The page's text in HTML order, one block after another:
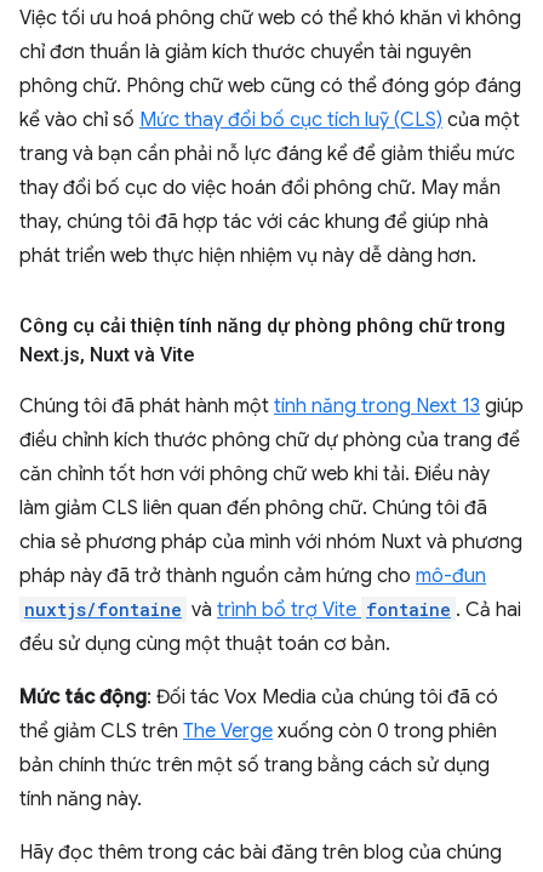
Việc tối ưu hoá phông chữ web có thể khó khăn vì không
chỉ đơn thuần là giảm kích thước chuyển tài nguyên
phông chữ. Phông chữ web cũng có thể đóng góp đáng
kể vào chỉ số Mức thay đổi bố cục tích luỹ (CLS) của một
trang và bạn cần phải nỗ lực đáng kể để giảm thiểu mức
thay đổi bố cục do việc hoán đổi phông chữ. May mắn
thay, chúng tôi đã hợp tác với các khung để giúp nhà
phát triển web thực hiện nhiệm vụ này dễ dàng hơn.
Công cụ cải thiện tính năng dự phòng phông chữ trong
Next.js, Nuxt và Vite
Chúng tôi đã phát hành một tính năng trong Next 13 giúp
điều chỉnh kích thước phông chữ dự phòng của trang để
căn chỉnh tốt hơn với phông chữ web khi tải. Điều này
làm giảm CLS liên quan đến phông chữ. Chúng tôi đã
chia sẻ phương pháp của mình với nhóm Nuxt và phương
pháp này đã trở thành nguồn cảm hứng cho mô-đun
nuxtjs/fontaine và trình bổ trợ Vite fontaine . Cả hai
đều sử dụng cùng một thuật toán cơ bản.
Mức tác động: Đối tác Vox Media của chúng tôi đã có
thể giảm CLS trên The Verge xuống còn 0 trong phiên
bản chính thức trên một số trang bằng cách sử dụng
tính năng này.
Hãy đọc thêm trong các bài đăng trên blog của chúng